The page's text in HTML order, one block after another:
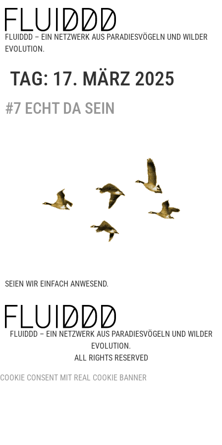
FLUIDDD – EIN NETZWERK AUS PARADIESVÖGELN UND WILDER
EVOLUTION.
TAG: 17. MÄRZ 2025
#7 ECHT DA SEIN
SEIEN WIR EINFACH ANWESEND.
FLUIDDD – EIN NETZWERK AUS PARADIESVÖGELN UND WILDER
EVOLUTION.
ALL RIGHTS RESERVED
COOKIE CONSENT MIT REAL COOKIE BANNER